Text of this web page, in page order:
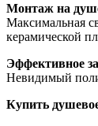
Монтаж на
Максимальная
керамической
Эффективное
Невидимый
Купить